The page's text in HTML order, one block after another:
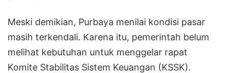
Meski demikian, Purbaya menilai kondisi pasar
masih terkendali. Karena itu, pemerintah belum
melihat kebutuhan untuk menggelar rapat
Komite Stabilitas Sistem Keuangan (KSSK).